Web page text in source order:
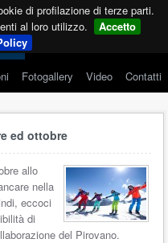
di profilazione di terze parti.
al loro utilizzo.
Accetto
Fotogallery Video Contatti
ed ottobre
allo
nella
eccoci
di
del Pirovano.